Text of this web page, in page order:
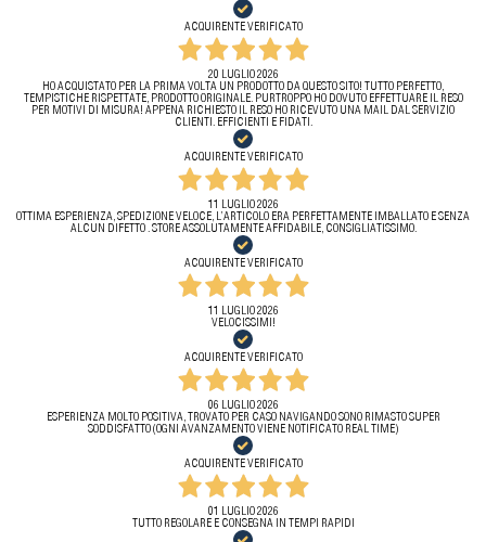
ACQUIRENTE VERIFICATO
20 LUGLIO 2026
HO ACQUISTATO PER LA PRIMA VOLTA UN PRODOTTO DA QUESTO SITO! TUTTO PERFETTO,
TEMPISTICHE RISPETTATE, PRODOTTO ORIGINALE. PURTROPPO HO DOVUTO EFFETTUARE IL RESO
PER MOTIVI DI MISURA! APPENA RICHIESTO IL RESO HO RICEVUTO UNA MAIL DAL SERVIZIO
CLIENTI. EFFICIENTI E FIDATI.
ACQUIRENTE VERIFICATO
11 LUGLIO 2026
OTTIMA ESPERIENZA, SPEDIZIONE VELOCE, L’ARTICOLO ERA PERFETTAMENTE IMBALLATO E SENZA
ALCUN DIFETTO . STORE ASSOLUTAMENTE AFFIDABILE, CONSIGLIATISSIMO.
ACQUIRENTE VERIFICATO
11 LUGLIO 2026
VELOCISSIMI!
ACQUIRENTE VERIFICATO
06 LUGLIO 2026
ESPERIENZA MOLTO POSITIVA, TROVATO PER CASO NAVIGANDO SONO RIMASTO SUPER
SODDISFATTO (OGNI AVANZAMENTO VIENE NOTIFICATO REAL TIME)
ACQUIRENTE VERIFICATO
01 LUGLIO 2026
TUTTO REGOLARE E CONSEGNA IN TEMPI RAPIDI